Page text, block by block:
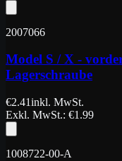
2007066
Model S / X -
Lagerschraube
€2.41inkl. MwSt.
Exkl. MwSt.: €1.99
1008722-00-A